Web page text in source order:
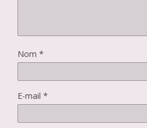
Nom *
E-mail *